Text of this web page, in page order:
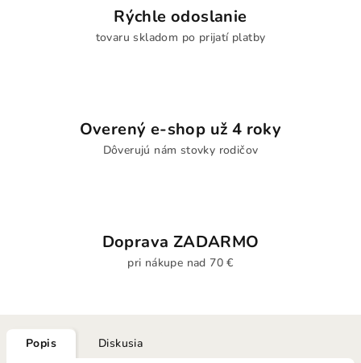
Rýchle odoslanie
tovaru skladom po prijatí platby
Overený e-shop už 4 roky
Dôverujú nám stovky rodičov
Doprava ZADARMO
pri nákupe nad 70 €
Popis Diskusia